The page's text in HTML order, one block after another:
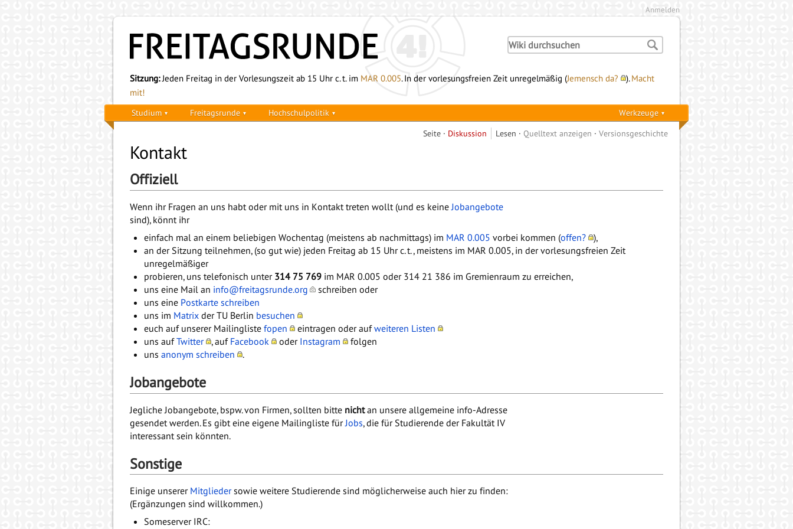
Anmelden
Sitzung:Jeden Freitag in der Vorlesungszeit ab 15 Uhr c. t. im MAR 0.005. In der vorlesungsfreien Zeit unregelmäßig (Jemensch da? ).Macht
mit!
Studium Freitagsrunde Hochschulpolitik
Werkzeuge
Seite
Diskussion Lesen Quelltext anzeigen Versionsgeschichte
Kontakt
Offiziell
Wenn ihr Fragen an uns habt oder mit uns in Kontakt treten wollt (und es keine Jobangebote
sind), könnt ihr
einfach mal an einem beliebigen Wochentag (meistens ab nachmittags) im MAR 0.005 vorbei kommen (offen?
),
an der Sitzung teilnehmen, (so gut wie) jeden Freitag ab 15 Uhr c. t., meistens im MAR 0.005, in der vorlesungsfreien Zeit
unregelmäßiger
probieren, uns telefonisch unter 314 75 769 im MAR 0.005 oder 314 21 386 im Gremienraum zu erreichen,
uns eine Mail an info@freitagsrunde.org
schreiben oder
uns eine Postkarte schreiben
uns im Matrix der TU Berlin besuchen
euch auf unserer Mailingliste fopen eintragen oder aufweiteren Listen
uns aufTwitter , auf Facebook oder Instagram
folgen
uns anonym schreiben .
Jobangebote
Jegliche Jobangebote, bspw. von Firmen, sollten bitte nichtan unsere allgemeine info-Adresse
gesendet werden. Es gibt eine eigene Mailingliste für Jobs, die für Studierende der Fakultät IV
interessant sein könnten.
Sonstige
Einige unserer Mitgliedersowie weitere Studierende sind möglicherweise auch hier zu finden:
(Ergänzungen sind willkommen.)
Someserver IRC: